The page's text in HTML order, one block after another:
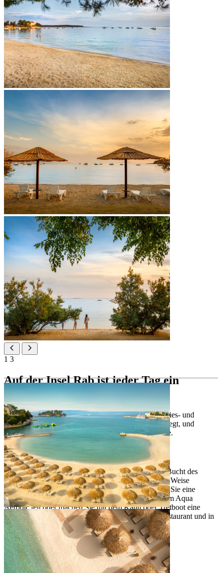
1 3
Auf der Insel Rab ist jeder Tag ein
Strandtag
Verbringen Sie einen tollen Sonnentag an unserem Kies- und
Sandstrand, der in einer Bucht des Campingplatzes liegt, und
genießen Sie Annehmlichkeiten für die ganze Familie.
Padova-Strand
Dieser Kies- und Sandstrand liegt in der idyllischen Bucht des
Valamar Camping Padova und verbindet in perfekter Weise
Entspannung mit Spaß für die ganze Familie. Mieten Sie eine
Sonnenliege und einen Sonnenschirm, nehmen Sie am Aqua
Aerobic teil oder machen Sie mit dem Kanu oder Tretboot eine
Fahrt auf dem Meer. Erfrischungen finden Sie im Restaurant und in
der Bar direkt am Strand.
Strandausstattung